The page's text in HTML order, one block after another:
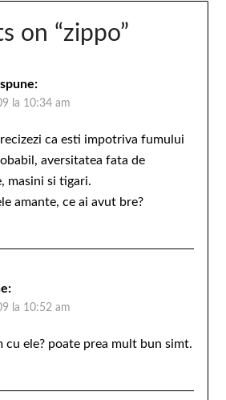
on “zippo”
spune:
la 10:34 am
ca esti impotriva fumului
aversitatea fata de
masini si tigari.
amante, ce ai avut bre?
la 10:52 am
cu ele? poate prea mult bun simt.